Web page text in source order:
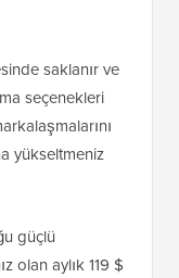
saklanır ve
seçenekleri
yükseltmeniz
güçlü
olan aylık 119 $